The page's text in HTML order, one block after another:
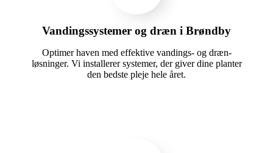
Vandingssystemer og dræn i Brøndby
Optimer haven med effektive vandings- og dræn-
løsninger. Vi installerer systemer, der giver dine planter
den bedste pleje hele året.